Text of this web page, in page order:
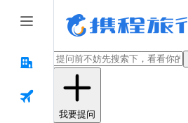
我要提问